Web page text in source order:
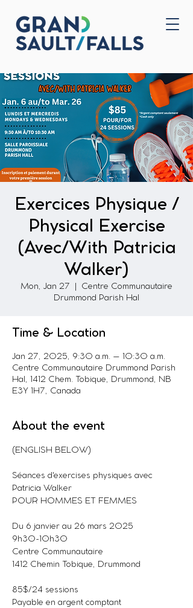
Home
Exercices Physique /
Physical Exercise
(Avec/With Patricia
Walker)
Mon, Jan 27
Centre Communautaire
Drummond Parish Hal
Time & Location
Jan 27, 2025, 9:30 a.m. – 10:30 a.m.
Centre Communautaire Drummond Parish
Hal, 1412 Chem. Tobique, Drummond, NB
E3Y 1H7, Canada
About the event
(ENGLISH BELOW)
Séances d'exercises physiques avec
Patricia Walker
POUR HOMMES ET FEMMES
Du 6 janvier au 26 mars 2025
9h30-10h30
Centre Communautaire
1412 Chemin Tobique, Drummond
85$/24 sessions
Payable en argent comptant